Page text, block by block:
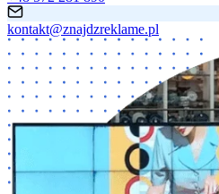
kontakt@znajdzreklame.pl